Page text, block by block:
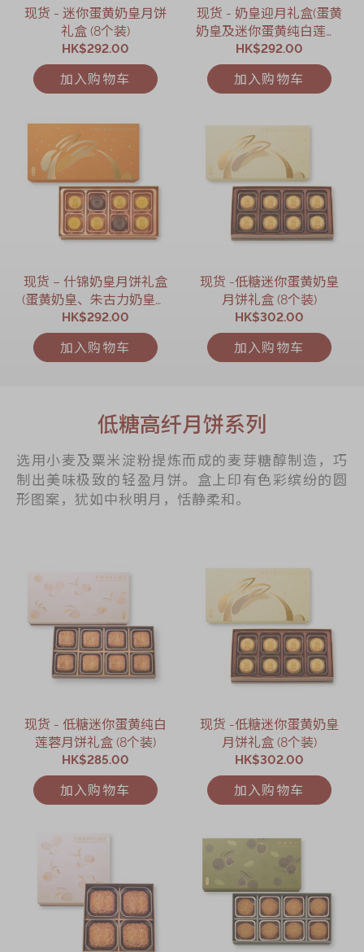
现货 - 迷你蛋黄奶皇月饼
礼盒 (8个装)
HK$292.00
加入购物车
现货 - 奶皇迎月礼盒(蛋黄
奶皇及迷你蛋黄纯白莲蓉)
(8个装)
HK$292.00
加入购物车
现货 – 什锦奶皇月饼礼盒
(蛋黄奶皇、朱古力奶皇及
伯爵茶奶皇) (8个装)
HK$292.00
加入购物车
现货 -低糖迷你蛋黄奶皇
月饼礼盒 (8个装)
HK$302.00
加入购物车
低糖高纤月饼系列
选用小麦及粟米淀粉提炼而成的麦芽糖醇制造，巧
制出美味极致的轻盈月饼。盒上印有色彩缤纷的圆
形图案，犹如中秋明月，恬静柔和。
现货 - 低糖迷你蛋黄纯白
莲蓉月饼礼盒 (8个装)
HK$285.00
加入购物车
现货 -低糖迷你蛋黄奶皇
月饼礼盒 (8个装)
HK$302.00
加入购物车